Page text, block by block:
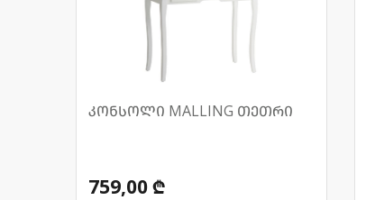
კონსოლი MALLING თეთრი
759,00 ₾